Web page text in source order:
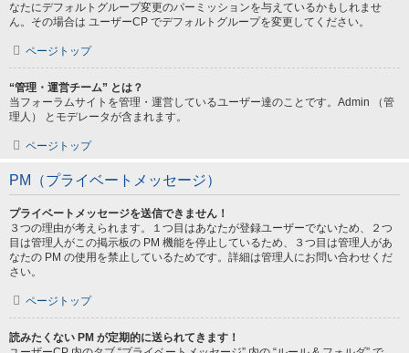
なたにデフォルトグループ変更のパーミッションを与えているかもしれませ
ん。その場合は ユーザーCP でデフォルトグループを変更してください。
ページトップ
“管理・運営チーム” とは？
当フォーラムサイトを管理・運営しているユーザー達のことです。Admin （管
理人） とモデレータが含まれます。
ページトップ
PM（プライベートメッセージ）
プライベートメッセージを送信できません！
３つの理由が考えられます。１つ目はあなたが登録ユーザーでないため、２つ
目は管理人がこの掲示板の PM 機能を停止しているため、３つ目は管理人があ
なたの PM の使用を禁止しているためです。詳細は管理人にお問い合わせくだ
さい。
ページトップ
読みたくない PM が定期的に送られてきます！